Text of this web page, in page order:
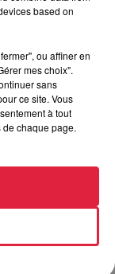
based on
ou affiner en
mes choix".
sans
ce site. Vous
à tout
chaque page.